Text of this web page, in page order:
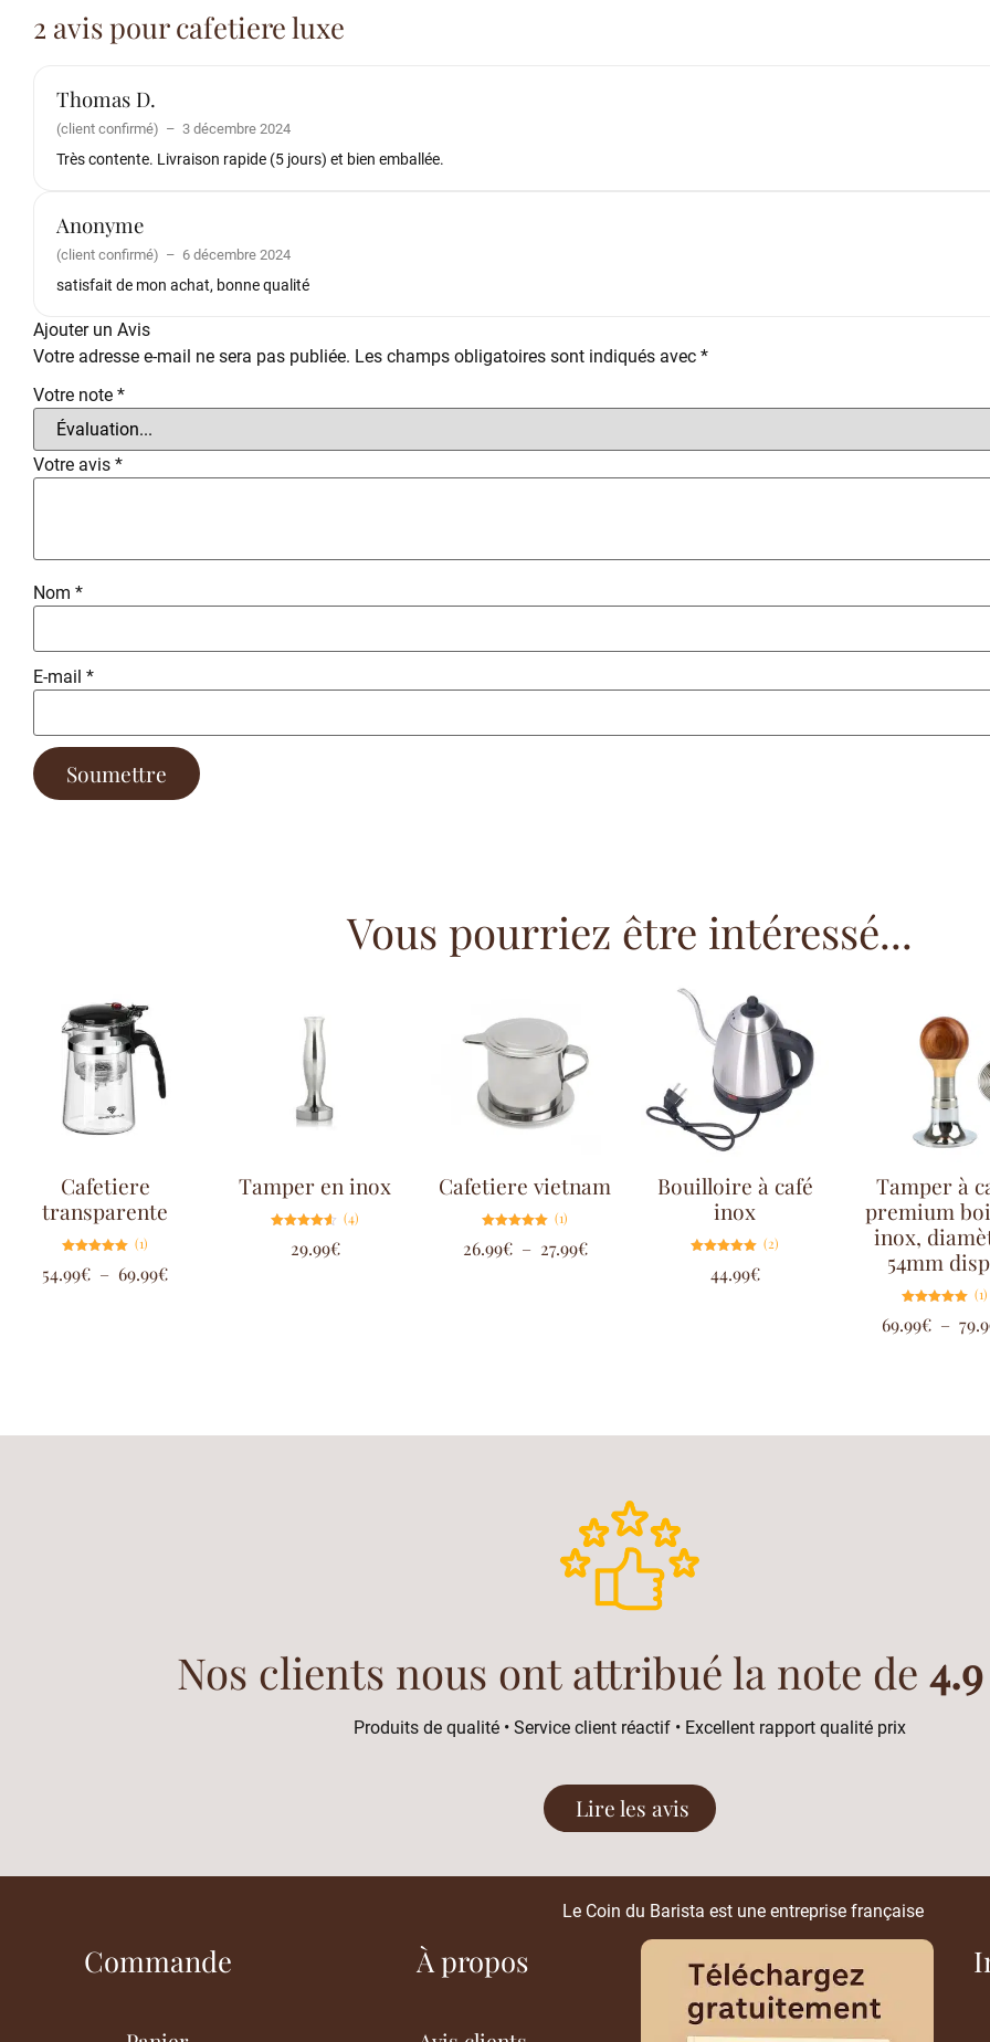
2 avis pourcafetiere luxe
Thomas D.
(client confirmé) – 3 décembre 2024
Très contente. Livraison rapide (5 jours) et bien emballée.
Anonyme
(client confirmé) – 6 décembre 2024
satisfait de mon achat, bonne qualité
Ajouter un Avis
Votre adresse e-mail ne sera pas publiée. Les champs obligatoires sont indiqués avec *
Votre note *
Votre avis *
Nom *
E-mail *
Vous pourriez être intéressé...
Cafetiere
transparente
5.00
sur 5
(1)
54.99€ – 69.99€
Tamper en inox
4.50
sur 5
(4)
29.99€
Cafetiere vietnam
5.00
sur 5
(1)
26.99€ – 27.99€
Bouilloire à café
inox
5.00
sur 5
(2)
44.99€
Tamper à
premium
inox,
54mm
5.00
sur 5
(1)
69.99€ –
Nos clients nous ont attribué la note de
Produits de qualité • Service client réactif • Excellent rapport qualité prix
Lire les avis
Le Coin du Barista est une entreprise française
Commande À propos